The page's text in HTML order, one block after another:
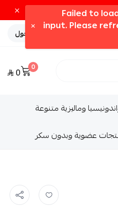
تسجيل الدخول
0
0
وماليزية متنوعة
عضوية وبدون سكر